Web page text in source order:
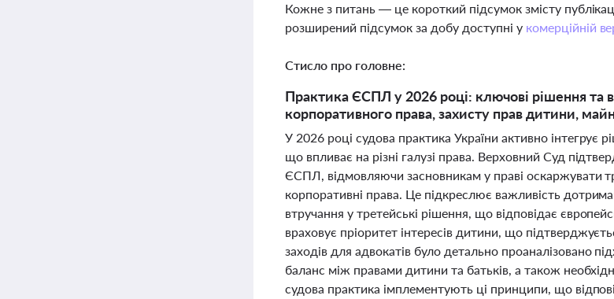
Кожне з питань — це короткий підсумок змісту
розширений підсумок за добу доступні у комерційній
Стисло про головне:
Практика ЄСПЛ у 2026 році: ключові рішення та
корпоративного права, захисту прав дитини,
У 2026 році судова практика України активно
що впливає на різні галузі права. Верховний Суд
ЄСПЛ, відмовляючи засновникам у праві оскаржувати
корпоративні права. Це підкреслює важливість
втручання у третейські рішення, що відповідає
враховує пріоритет інтересів дитини, що
заходів для адвокатів було детально проаналізовано
баланс між правами дитини та батьків, а також
судова практика імплементують ці принципи, що